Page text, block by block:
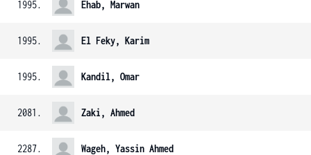
1995. Ehab, Marwan
1995. El Feky, Karim
1995. Kandil, Omar
2081. Zaki, Ahmed
2287. Wageh, Yassin Ahmed